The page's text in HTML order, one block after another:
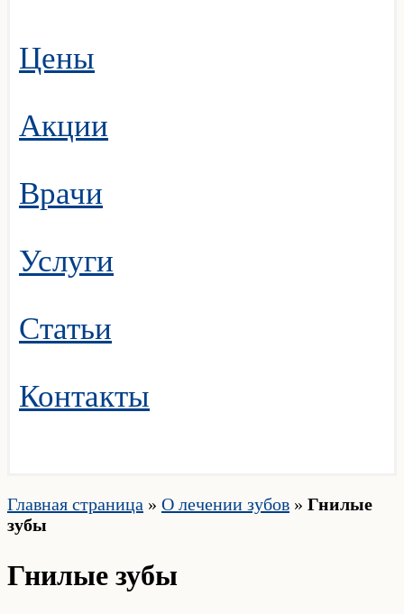
Цены
Акции
Врачи
Услуги
Статьи
Контакты
Главная страница » О лечении зубов » Гнилые
зубы
Гнилые зубы